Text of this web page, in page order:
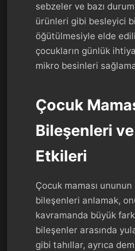
sebzeler ve bazı
ürünleri gibi besleyici
öğütülmesiyle elde
çocukların günlük
mikro besinleri
Çocuk
Bileşenleri ve
Etkileri
Çocuk maması
bileşenleri anlamak,
kavramanda büyük fark
bileşenler arasında
gibi tahıllar, ayrıca